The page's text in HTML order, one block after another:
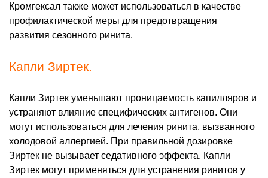
Кромгексал также может использоваться в качестве
профилактической меры для предотвращения
развития сезонного ринита.
Капли Зиртек.
Капли Зиртек уменьшают проницаемость капилляров и
устраняют влияние специфических антигенов. Они
могут использоваться для лечения ринита, вызванного
холодовой аллергией. При правильной дозировке
Зиртек не вызывает седативного эффекта. Капли
Зиртек могут применяться для устранения ринитов у